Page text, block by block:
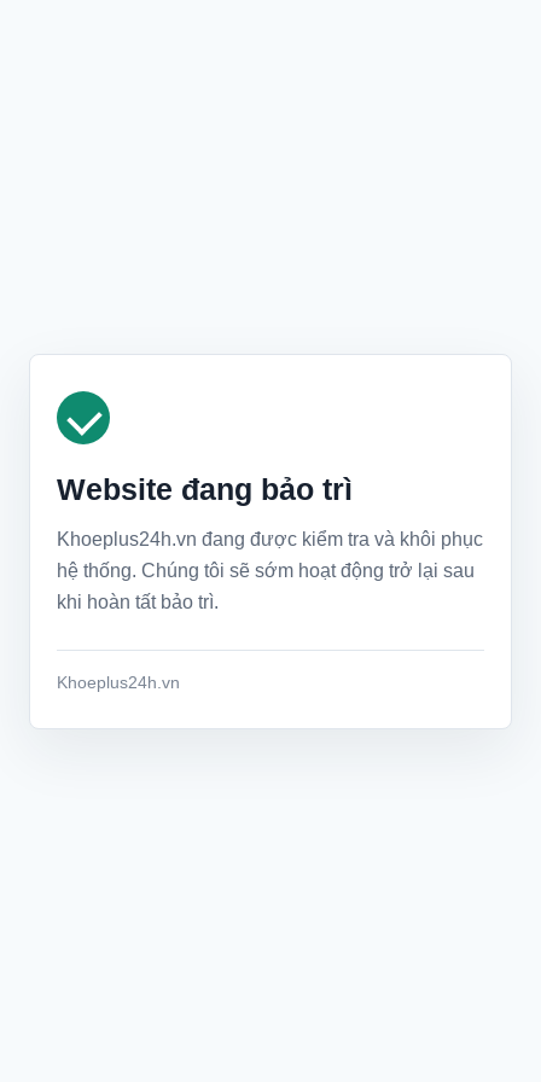
Website đang bảo trì
Khoeplus24h.vn đang được kiểm tra và khôi phục
hệ thống. Chúng tôi sẽ sớm hoạt động trở lại sau
khi hoàn tất bảo trì.
Khoeplus24h.vn